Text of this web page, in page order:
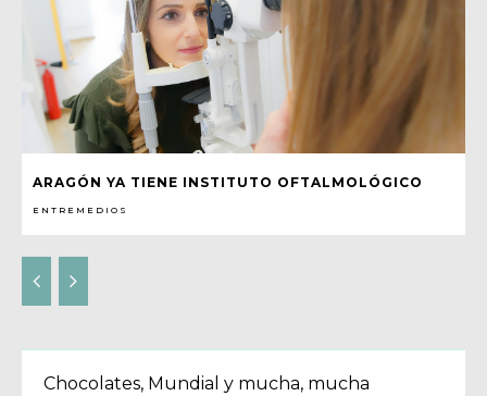
ARAGÓN YA TIENE INSTITUTO OFTALMOLÓGICO
ENTREMEDIOS
Chocolates, Mundial y mucha, mucha